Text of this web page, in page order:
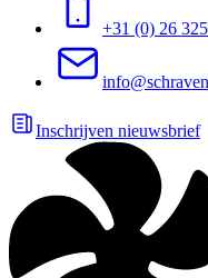
+31 (0) 26
Inschrijven nieuwsbrief